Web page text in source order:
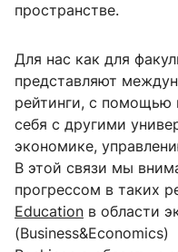
пространстве.
Для нас как для
представляют
рейтинги, с помощью
себя с другими
экономике,
В этой связи мы
прогрессом в таких
Education в области
(Business&Economics)